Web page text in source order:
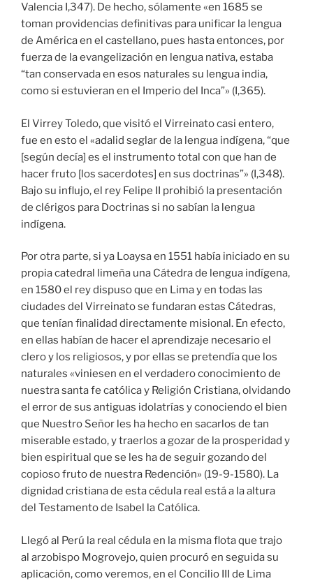
Valencia I,347). De hecho, sólamente «en 1685 se
toman providencias definitivas para unificar la lengua
de América en el castellano, pues hasta entonces, por
fuerza de la evangelización en lengua nativa, estaba
“tan conservada en esos naturales su lengua india,
como si estuvieran en el Imperio del Inca”» (I,365).
El Virrey Toledo, que visitó el Virreinato casi entero,
fue en esto el «adalid seglar de la lengua indígena, “que
[según decía] es el instrumento total con que han de
hacer fruto [los sacerdotes] en sus doctrinas”» (I,348).
Bajo su influjo, el rey Felipe II prohibió la presentación
de clérigos para Doctrinas si no sabían la lengua
indígena.
Por otra parte, si ya Loaysa en 1551 había iniciado en su
propia catedral limeña una Cátedra de lengua indígena,
en 1580 el rey dispuso que en Lima y en todas las
ciudades del Virreinato se fundaran estas Cátedras,
que tenían finalidad directamente misional. En efecto,
en ellas habían de hacer el aprendizaje necesario el
clero y los religiosos, y por ellas se pretendía que los
naturales «viniesen en el verdadero conocimiento de
nuestra santa fe católica y Religión Cristiana, olvidando
el error de sus antiguas idolatrías y conociendo el bien
que Nuestro Señor les ha hecho en sacarlos de tan
miserable estado, y traerlos a gozar de la prosperidad y
bien espiritual que se les ha de seguir gozando del
copioso fruto de nuestra Redención» (19-9-1580). La
dignidad cristiana de esta cédula real está a la altura
del Testamento de Isabel la Católica.
Llegó al Perú la real cédula en la misma flota que trajo
al arzobispo Mogrovejo, quien procuró en seguida su
aplicación, como veremos, en el Concilio III de Lima